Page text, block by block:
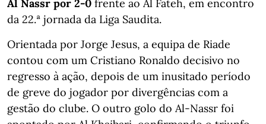
Al Nassr por 2-0 frente ao Al Fateh, em encontro
da 22.ª jornada da Liga Saudita.
Orientada por Jorge Jesus, a equipa de Riade
contou com um Cristiano Ronaldo decisivo no
regresso à ação, depois de um inusitado período
de greve do jogador por divergências com a
gestão do clube. O outro golo do Al-Nassr foi